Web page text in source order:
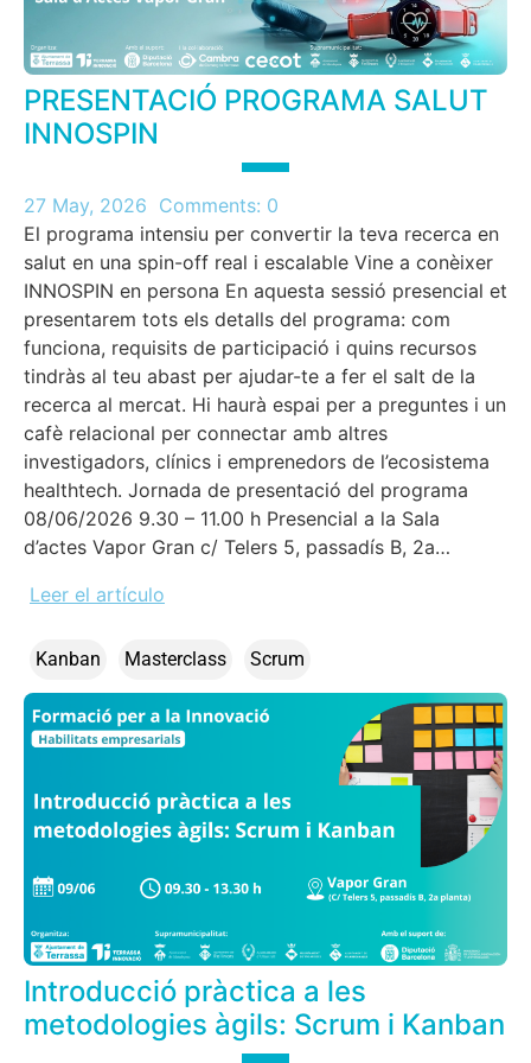
PRESENTACIÓ PROGRAMA SALUT
INNOSPIN
27 May, 2026 Comments: 0
El programa intensiu per convertir la teva recerca en
salut en una spin-off real i escalable Vine a conèixer
INNOSPIN en persona En aquesta sessió presencial et
presentarem tots els detalls del programa: com
funciona, requisits de participació i quins recursos
tindràs al teu abast per ajudar-te a fer el salt de la
recerca al mercat. Hi haurà espai per a preguntes i un
cafè relacional per connectar amb altres
investigadors, clínics i emprenedors de l’ecosistema
healthtech. Jornada de presentació del programa
08/06/2026 9.30 – 11.00 h Presencial a la Sala
d’actes Vapor Gran c/ Telers 5, passadís B, 2a…
Leer el artículo
Kanban Masterclass Scrum
Introducció pràctica a les
metodologies àgils: Scrum i Kanban